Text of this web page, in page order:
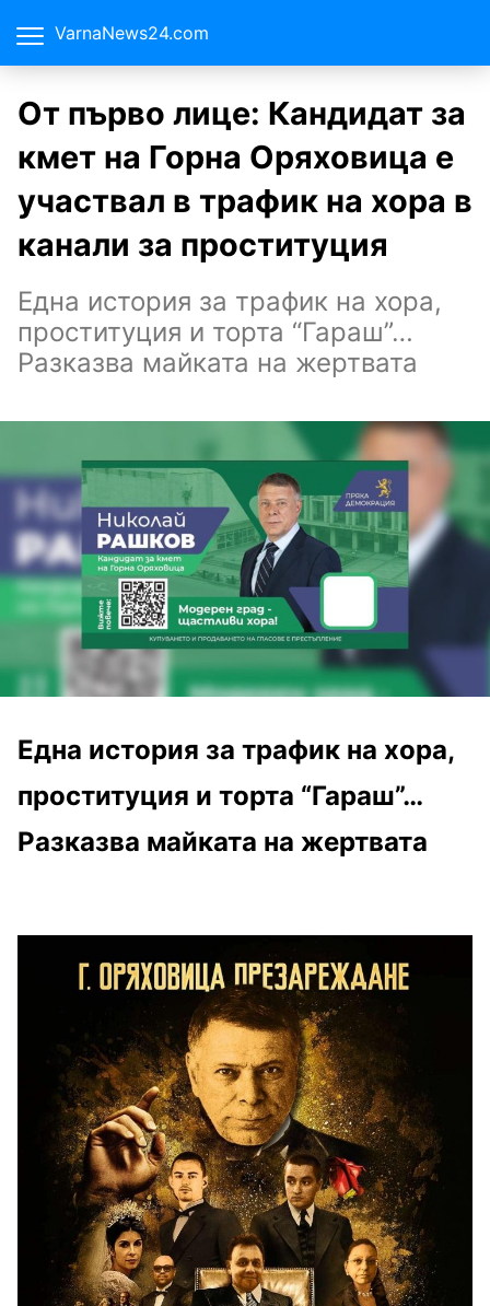
VarnaNews24.com
От първо лице: Кандидат за
кмет на Горна Оряховица е
участвал в трафик на хора в
канали за проституция
Една история за трафик на хора,
проституция и торта “Гараш”…
Разказва майката на жертвата
Една история за трафик на хора,
проституция и торта “Гараш”…
Разказва майката на жертвата